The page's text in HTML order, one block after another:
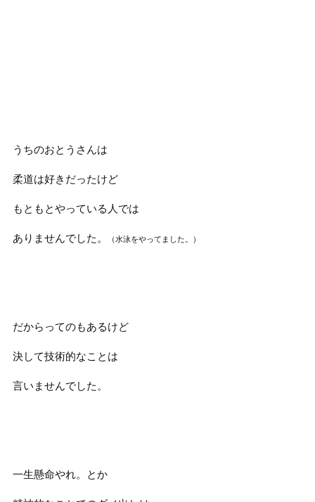
うちのおとうさんは
柔道は好きだったけど
もともとやっている人では
ありませんでした。 （水泳をやってました。）
だからってのもあるけど
決して技術的なことは
言いませんでした。
一生懸命やれ。とか